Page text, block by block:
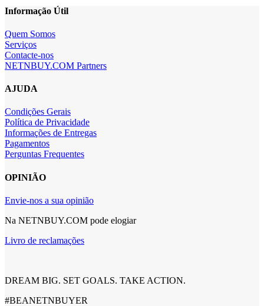
Informação Útil
Quem Somos
Serviços
Contacte-nos
NETNBUY.COM Partners
AJUDA
Condições Gerais
Política de Privacidade
Informações de Entregas
Pagamentos
Perguntas Frequentes
OPINIÃO
Envie-nos a sua opinião
Na NETNBUY.COM pode elogiar
Livro de reclamações
DREAM BIG. SET GOALS. TAKE ACTION.
#BEANETNBUYER